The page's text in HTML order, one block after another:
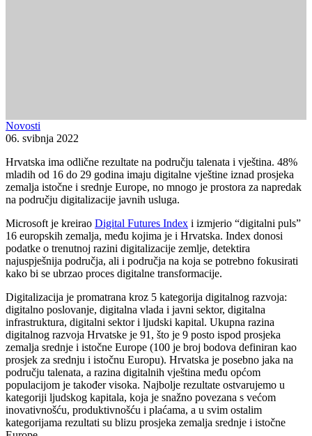
Novosti
06. svibnja 2022
Hrvatska ima odlične rezultate na području talenata i vještina. 48%
mladih od 16 do 29 godina imaju digitalne vještine iznad prosjeka
zemalja istočne i srednje Europe, no mnogo je prostora za napredak
na području digitalizacije javnih usluga.
Microsoft je kreirao Digital Futures Index i izmjerio “digitalni puls”
16 europskih zemalja, među kojima je i Hrvatska. Index donosi
podatke o trenutnoj razini digitalizacije zemlje, detektira
najuspješnija područja, ali i područja na koja se potrebno fokusirati
kako bi se ubrzao proces digitalne transformacije.
Digitalizacija je promatrana kroz 5 kategorija digitalnog razvoja:
digitalno poslovanje, digitalna vlada i javni sektor, digitalna
infrastruktura, digitalni sektor i ljudski kapital. Ukupna razina
digitalnog razvoja Hrvatske je 91, što je 9 posto ispod prosjeka
zemalja srednje i istočne Europe (100 je broj bodova definiran kao
prosjek za srednju i istočnu Europu). Hrvatska je posebno jaka na
području talenata, a razina digitalnih vještina među općom
populacijom je također visoka. Najbolje rezultate ostvarujemo u
kategoriji ljudskog kapitala, koja je snažno povezana s većom
inovativnošću, produktivnošću i plaćama, a u svim ostalim
kategorijama rezultati su blizu prosjeka zemalja srednje i istočne